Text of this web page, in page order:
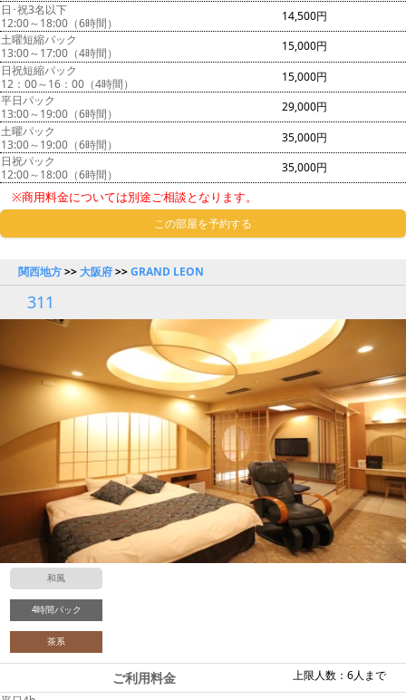
日･祝3名以下
12:00～18:00（6時間）
14,500円
土曜短縮パック
13:00～17:00（4時間）
15,000円
日祝短縮パック
12：00～16：00（4時間）
15,000円
平日パック
13:00～19:00（6時間）
29,000円
土曜パック
13:00～19:00（6時間）
35,000円
日祝パック
12:00～18:00（6時間）
35,000円
※商用料金については別途ご相談となります。
この部屋を予約する
関西地方>>大阪府>>GRAND LEON
311
和風
4時間パック
茶系
上限人数：6人まで
ご利用料金